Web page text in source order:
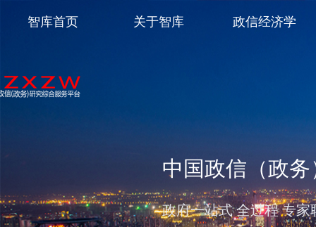
中国政信（政
政府一站式 全过程 专
智库首页 关于智库 政信经济学